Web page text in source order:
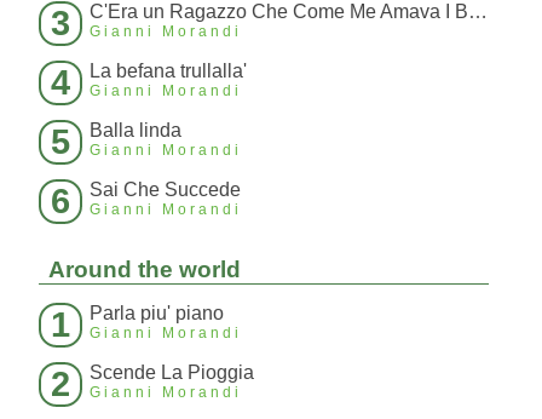
3 C'Era un Ragazzo Che Come Me Amava I Beatles E I Rolling Stones
Gianni Morandi
4 La befana trullalla'
Gianni Morandi
5 Balla linda
Gianni Morandi
6 Sai Che Succede
Gianni Morandi
Around the world
1 Parla piu' piano
Gianni Morandi
2 Scende La Pioggia
Gianni Morandi